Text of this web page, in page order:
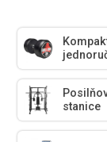
stanice